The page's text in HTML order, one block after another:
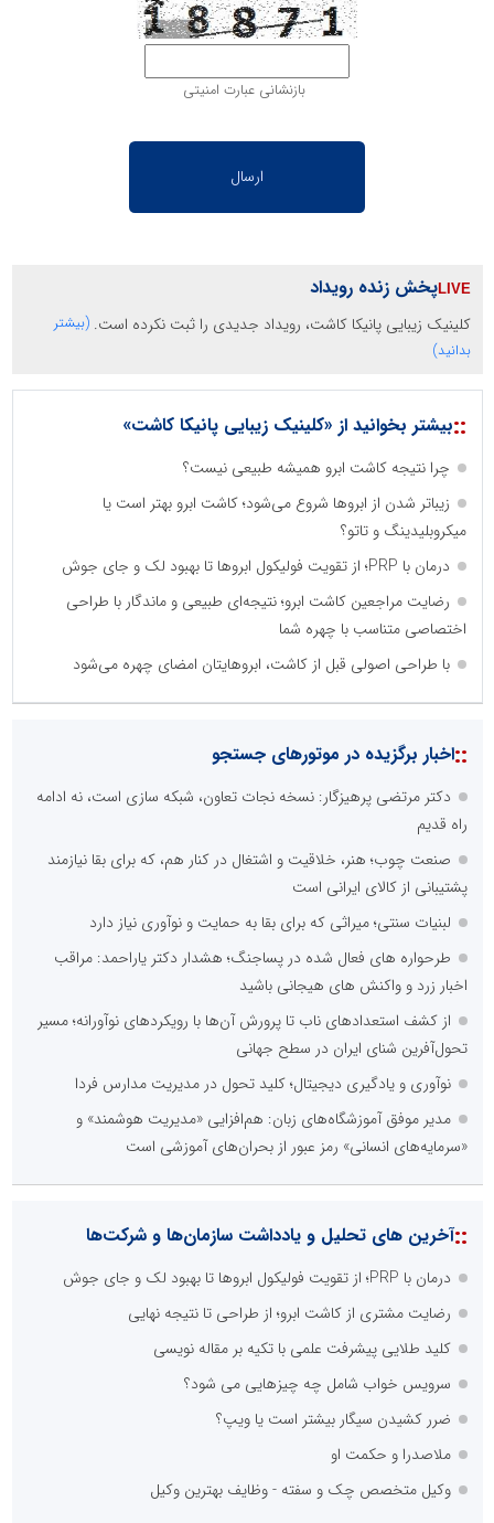
بازنشانی عبارت امنیتی
پخش زنده رویداد
کلینیک زیبایی پانیکا کاشت، رویداد جدیدی را ثبت نکرده است. (بیشتر
بدانید)
::بیشتر بخوانید از «کلینیک زیبایی پانیکا کاشت»
چرا نتیجه کاشت ابرو همیشه طبیعی نیست؟
زیباتر شدن از ابروها شروع می‌شود؛ کاشت ابرو بهتر است یا
میکروبلیدینگ و تاتو؟
درمان با PRP؛ از تقویت فولیکول ابروها تا بهبود لک و جای جوش
رضایت مراجعین کاشت ابرو؛ نتیجه‌ای طبیعی و ماندگار با طراحی
اختصاصی متناسب با چهره شما
با طراحی اصولی قبل از کاشت، ابروهایتان امضای چهره می‌شود
::اخبار برگزیده در موتورهای جستجو
دکتر مرتضی پرهیزگار: نسخه نجات تعاون، شبکه سازی است، نه ادامه
راه قدیم
صنعت چوب؛ هنر، خلاقیت و اشتغال در کنار هم، که برای بقا نیازمند
پشتیبانی از کالای ایرانی است
لبنیات سنتی؛ میراثی که برای بقا به حمایت و نوآوری نیاز دارد
طرحواره های فعال شده در پساجنگ؛ هشدار دکتر یاراحمد: مراقب
اخبار زرد و واکنش های هیجانی باشید
از کشف استعدادهای ناب تا پرورش آن‌ها با رویکردهای نوآورانه؛ مسیر
تحول‌آفرین شنای ایران در سطح جهانی
نوآوری و یادگیری دیجیتال؛ کلید تحول در مدیریت مدارس فردا
مدیر موفق آموزشگاه‌های زبان: هم‌افزایی «مدیریت هوشمند» و
«سرمایه‌های انسانی» رمز عبور از بحران‌های آموزشی است
::آخرین های تحلیل و یادداشت سازمان‌ها و شرکت‌ها
درمان با PRP؛ از تقویت فولیکول ابروها تا بهبود لک و جای جوش
رضایت مشتری از کاشت ابرو؛ از طراحی تا نتیجه نهایی
کلید طلایی پیشرفت علمی با تکیه بر مقاله نویسی
سرویس خواب شامل چه چیزهایی می شود؟
ضرر کشیدن سیگار بیشتر است یا ویپ؟
ملاصدرا و حکمت او
وکیل متخصص چک و سفته - وظایف بهترین وکیل